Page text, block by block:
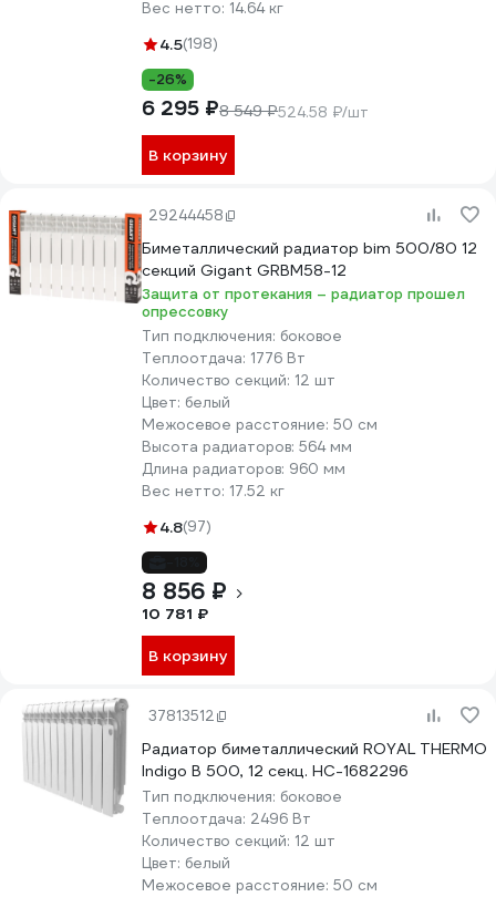
Вес нетто: 14.64 кг
4.5(198)
-26%
6 295 ₽8 549 ₽524.58 ₽/шт
В корзину
29244458
Биметаллический радиатор bim 500/80 12
секций Gigant GRBM58-12
Защита от протекания – радиатор прошел
опрессовку
Тип подключения: боковое
Теплоотдача: 1776 Вт
Количество секций: 12 шт
Цвет: белый
Межосевое расстояние: 50 см
Высота радиаторов: 564 мм
Длина радиаторов: 960 мм
Вес нетто: 17.52 кг
4.8(97)
8 856 ₽
10 781 ₽
В корзину
37813512
Радиатор биметаллический ROYAL THERMO
Indigo B 500, 12 секц. НС-1682296
Тип подключения: боковое
Теплоотдача: 2496 Вт
Количество секций: 12 шт
Цвет: белый
Межосевое расстояние: 50 см